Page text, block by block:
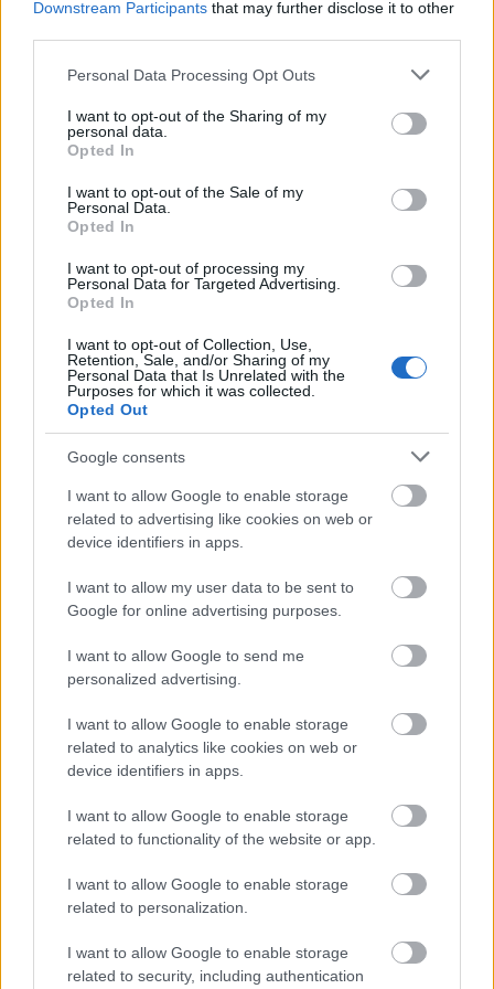
Downstream Participants that may further disclose it to other
Please note that this website/app uses one or more Google
not limited to your visit or usage behaviour. You may click to
grant or deny consent to Google and its third-party tags to
use your data for below specified purposes in below Google
consent section.
Personal Data Processing Opt Outs
I want to opt-out of the Sharing of my
personal data.
Opted In
I want to opt-out of the Sale of my
Personal Data.
Opted In
I want to opt-out of processing my
Personal Data for Targeted Advertising.
Opted In
I want to opt-out of Collection, Use,
Retention, Sale, and/or Sharing of my
Personal Data that Is Unrelated with the
Purposes for which it was collected.
Opted Out
Google consents
I want to allow Google to enable storage
related to advertising like cookies on web or
device identifiers in apps.
I want to allow my user data to be sent to
Google for online advertising purposes.
I want to allow Google to send me
personalized advertising.
I want to allow Google to enable storage
related to analytics like cookies on web or
device identifiers in apps.
I want to allow Google to enable storage
related to functionality of the website or app.
I want to allow Google to enable storage
related to personalization.
I want to allow Google to enable storage
related to security, including authentication
egyetértek. Gyakorlatilag szerintem ez valóban
gyakorlatban szerintem elképelhetetlen.
Ez a kormány amelyik a város közepére a
és ásványvizet veszélyeztet, hogy gazdagok
teniszének csarnokot emeljen egy parkban nem fog
Legjobb esetben is az öltözők-zuhanyzók mellé
sportpályát, kapukat, vízszinteket, felfestéseket,
blah
8 éve
@Nico 1: szerencsére te látnok vagy.
tercah
8 éve
liget"vedok"nek: ok, akkor mit kellene tenni a
rnz
8 éve
zöldfelületet, mivel több utat, parkolót és járdát
szüntetnek meg, alakítanak át. Csak szólok.
driopios
8 éve